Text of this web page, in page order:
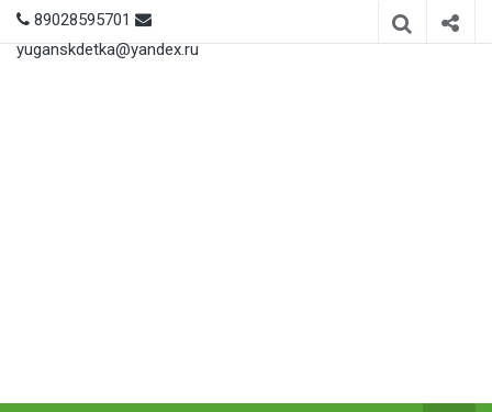
89028595701
yuganskdetka@yandex.ru